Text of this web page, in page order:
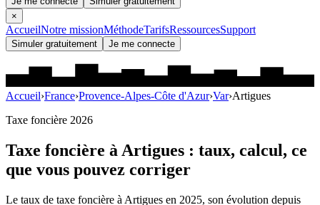
×
AccueilNotre missionMéthodeTarifsRessourcesSupport
Simuler gratuitement Je me connecte
Accueil›France›Provence-Alpes-Côte d'Azur›Var›Artigues
Taxe foncière 2026
Taxe foncière àArtigues : taux, calcul, ce
que vous pouvez corriger
Le taux de taxe foncière à Artigues en 2025, son évolution depuis